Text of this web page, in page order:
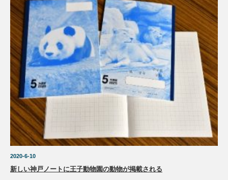
2020-6-10
新しい神戸ノートに王子動物園の動物が掲載される